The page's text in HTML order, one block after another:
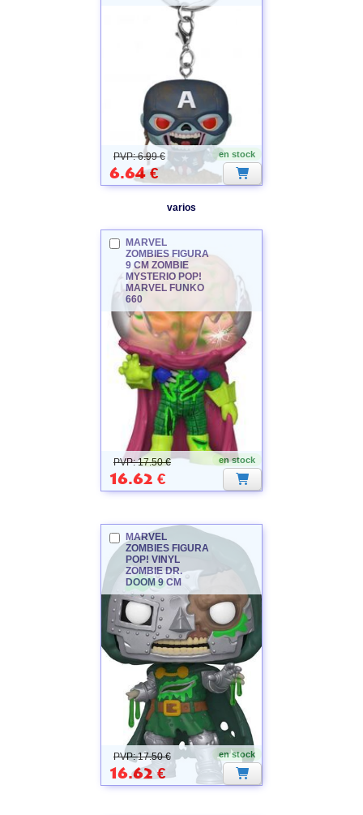
MARVEL
en stock
PVP: 6.99 €
6.64€
varios
MARVEL
ZOMBIES FIGURA
9 CM ZOMBIE
MYSTERIO POP!
MARVEL FUNKO
660
MARVEL ZOMBIES
en stock
PVP: 17.50 €
16.62 €
MARVEL
ZOMBIES FIGURA
POP! VINYL
ZOMBIE DR.
DOOM 9 CM
MARVEL ZOMBIES
en stock
PVP: 17.50 €
16.62€